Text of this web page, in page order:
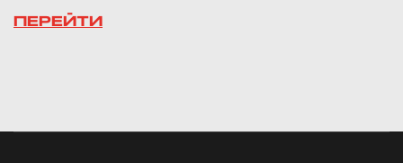
ПЕРЕЙТИ